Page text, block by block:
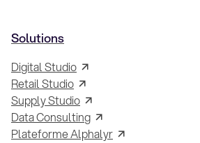
Solutions
Digital Studio
Retail Studio
Supply Studio
Data Consulting
Plateforme Alphalyr